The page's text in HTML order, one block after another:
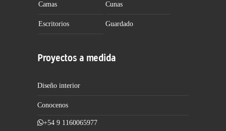
Camas Cunas
Escritorios Guardado
Proyectos a medida
Diseño interior
Conocenos
+54 9 1160065977